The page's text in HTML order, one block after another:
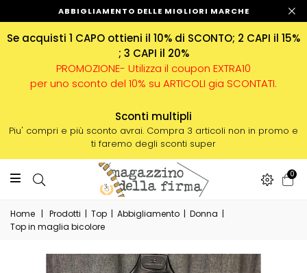
ABBIGLIAMENTO DELLE MIGLIORI MARCHE
Se acquisti 1 CAPO ottieni il 10% di SCONTO; 2 CAPI il 15%
; 3 CAPI il 20%
PROMOZIONE- Utilizza il coupon EXTRA10
per uno sconto del 10% su ARTICOLI gia SCONTATI.
Sconti multipli
Piu' compri e più sconto avrai. Compra 3 articoli non in promo e
ti faremo degli sconti super
0
Home | Prodotti | Top | Abbigliamento | Donna |
Top in maglia bicolore